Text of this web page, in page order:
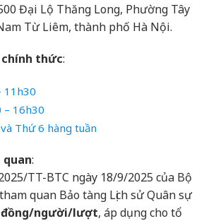
Đại Lộ Thăng Long, Phường Tây
Từ Liêm, thành phố Hà Nội.
thức:
11h30
– 16h30
Thứ 6 hàng tuần
:
TT-BTC ngày 18/9/2025 của Bộ
quan Bảo tàng Lịch sử Quân sự
đồng/người/lượt, áp dụng cho tổ